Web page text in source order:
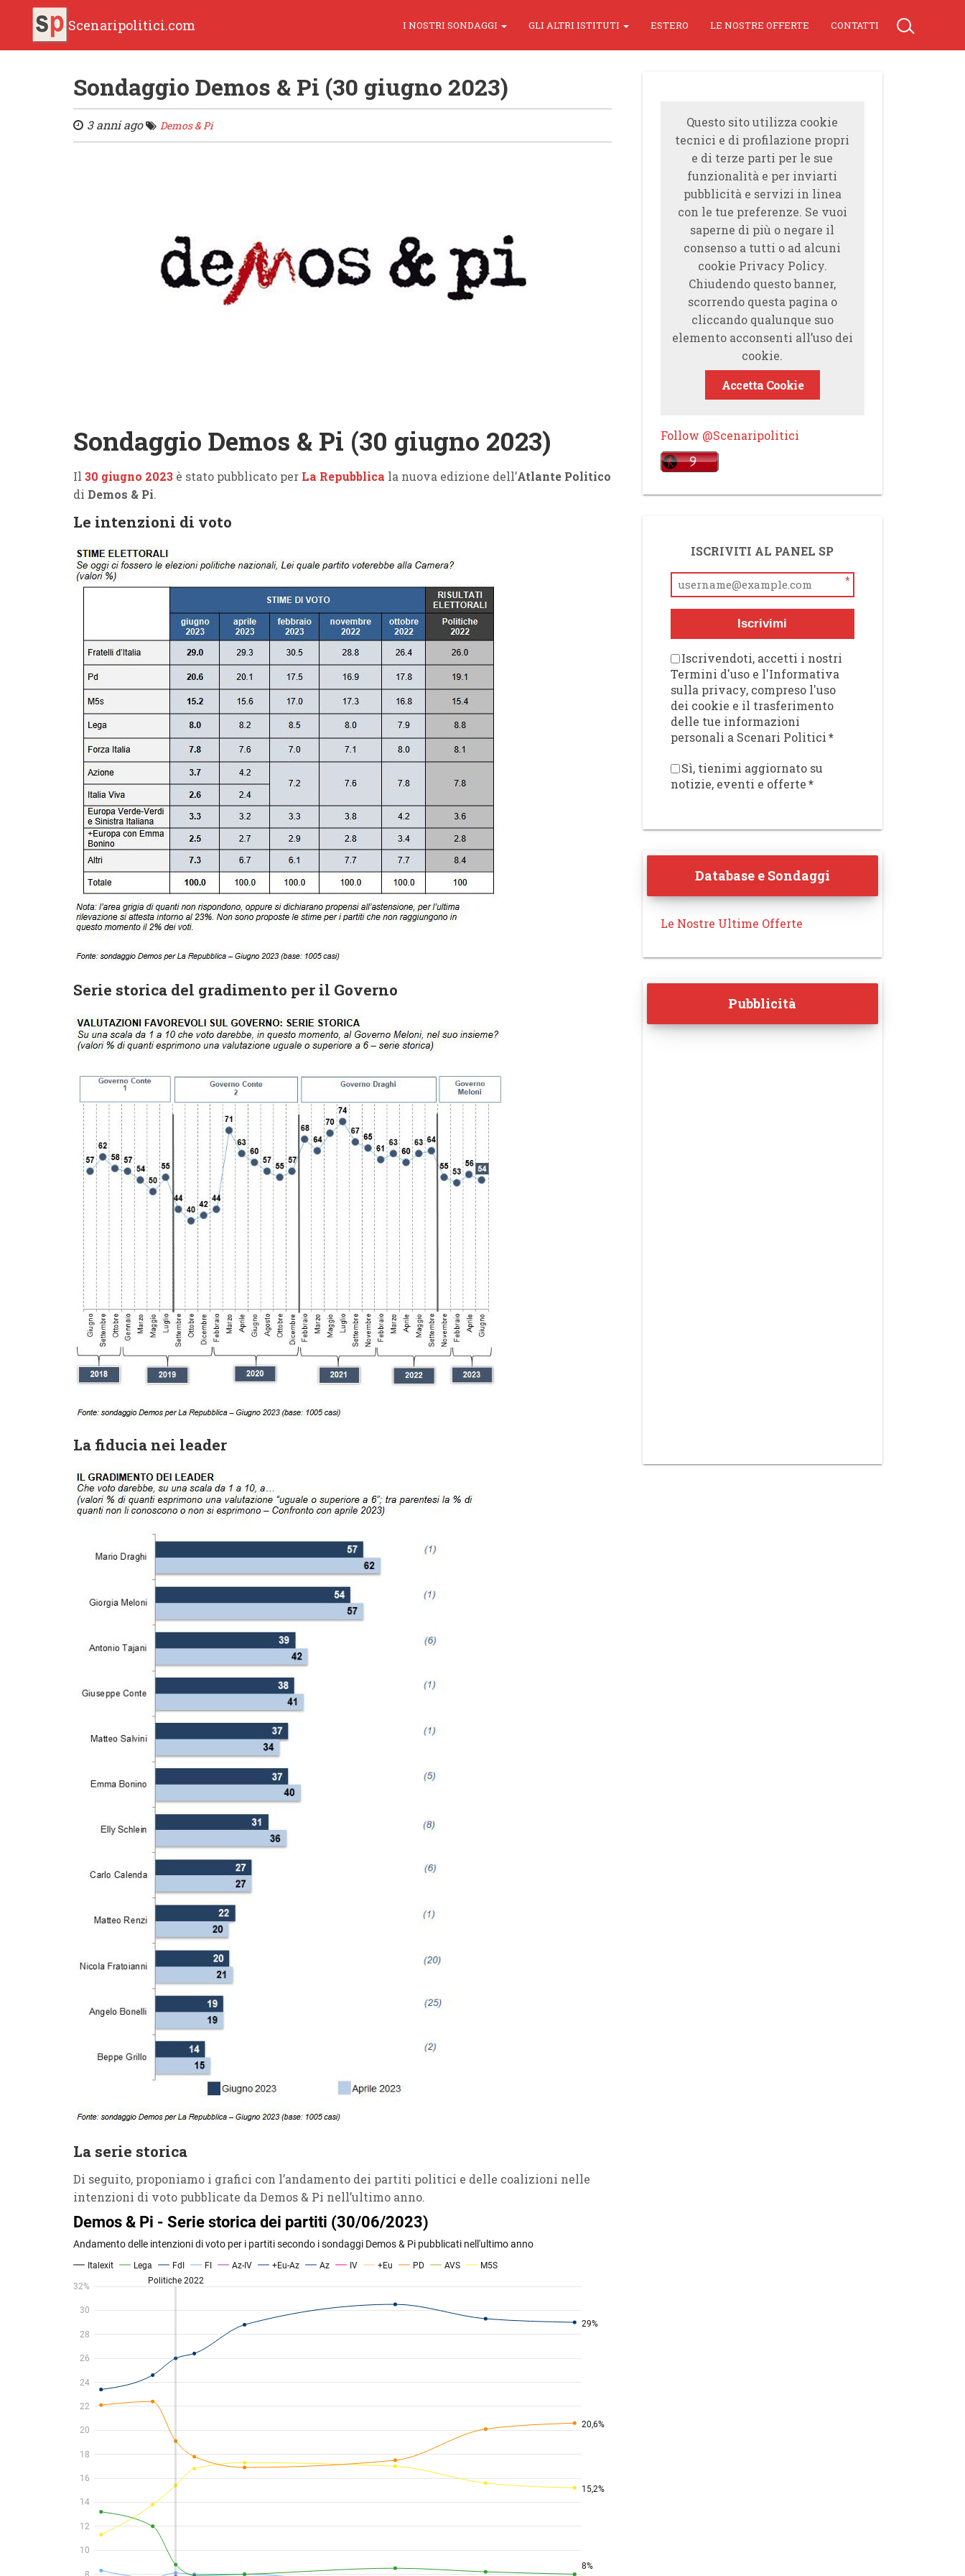
Scenaripolitici.com I NOSTRI SONDAGGI GLI ALTRI ISTITUTI ESTERO LE NOSTRE OFFERTE CONTATTI
Sondaggio Demos & Pi (30 giugno 2023)
3 anni ago Demos & Pi
Sondaggio Demos & Pi (30 giugno 2023)
Il 30 giugno 2023 è stato pubblicato per La Repubblica la nuova edizione dell’Atlante Politico
di Demos & Pi.
Le intenzioni di voto
Serie storica del gradimento per il Governo
La fiducia nei leader
La serie storica
Di seguito, proponiamo i grafici con l’andamento dei partiti politici e delle coalizioni nelle
intenzioni di voto pubblicate da Demos & Pi nell’ultimo anno.
Questo sito utilizza cookie
tecnici e di profilazione propri
e di terze parti per le sue
funzionalità e per inviarti
pubblicità e servizi in linea
con le tue preferenze. Se vuoi
saperne di più o negare il
consenso a tutti o ad alcuni
cookie Privacy Policy.
Chiudendo questo banner,
scorrendo questa pagina o
cliccando qualunque suo
elemento acconsenti all’uso dei
cookie.
Accetta Cookie
Follow @Scenaripolitici
ISCRIVITI AL PANEL SP
*
Iscrivimi
Iscrivendoti, accetti i nostri
Termini d'uso e l'Informativa
sulla privacy, compreso l'uso
dei cookie e il trasferimento
delle tue informazioni
personali a Scenari Politici*
Sì, tienimi aggiornato su
notizie, eventi e offerte*
Database e Sondaggi
Le Nostre Ultime Offerte
Pubblicità